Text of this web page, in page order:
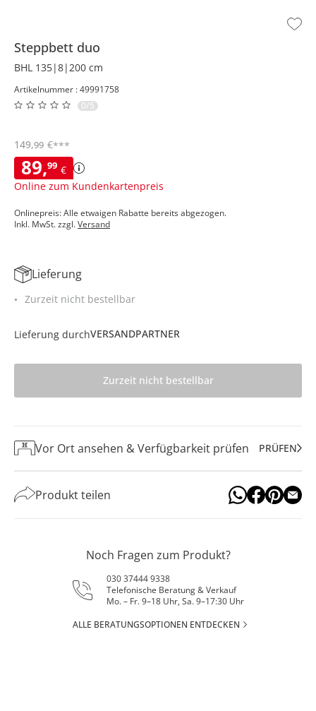
Steppbett duo
BHL 135|8|200 cm
Artikelnummer : 49991758
0/5
89,99 €
Online zum Kundenkartenpreis
149,99 €***
Onlinepreis: Alle etwaigen Rabatte bereits abgezogen.
Inkl. MwSt. zzgl.Versand
Lieferung
Zurzeit nicht bestellbar
Lieferung durchVERSANDPARTNER
Zurzeit nicht bestellbar
Vor Ort ansehen & Verfügbarkeit prüfen PRÜFEN
Produkt teilen
Noch Fragen zum Produkt?
030 37444 9338
Telefonische Beratung & Verkauf
Mo. – Fr. 9–18 Uhr, Sa. 9–17:30 Uhr
ALLE BERATUNGSOPTIONEN ENTDECKEN